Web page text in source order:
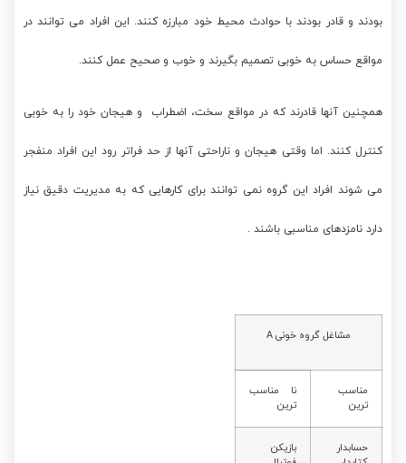
بودند و قادر بودند با حوادث محیط خود مبارزه کنند. این افراد می توانند در
مواقع حساس به خوبی تصمیم بگیرند و خوب و صحیح عمل کنند.
همچنین آنها قادرند که در مواقع سخت، اضطراب و هیجان خود را به خوبی
کنترل کنند. اما وقتی هیجان و ناراحتی آنها از حد فراتر رود این افراد منفجر
می شوند افراد این گروه نمی توانند برای کارهایی که به مدیریت دقیق نیاز
دارد نامزدهای مناسبی باشند .
مشاغل گروه خونی A
مناسب
ترین
نا مناسب
ترین
حسابدار
بازیکن